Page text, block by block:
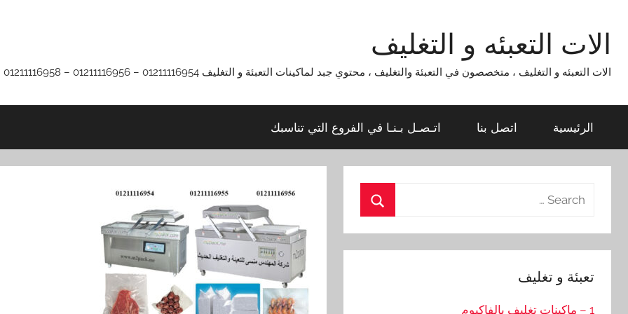
contentالات التعبئه و التغليف
الات التعبئه و التغليف ، متخصصون في التعبئة والتغليف ، محتوي جبد لماكينات التعبئة و التغليف 01211116954 – 01211116956 – 01211116958
الرئيسية اتصل بنا اتـصـل بـنـا في الفروع التي تناسبك
Search
تعبئة و تغليف
1 – ماكينات تغليف بالفاكيوم